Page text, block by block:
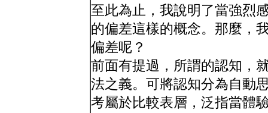
至此為止，我說明了當強烈
的偏差這樣的概念。那麼，
偏差呢？
前面有提過，所謂的認知，
法之義。可將認知分為自動
考屬於比較表層，泛指當體